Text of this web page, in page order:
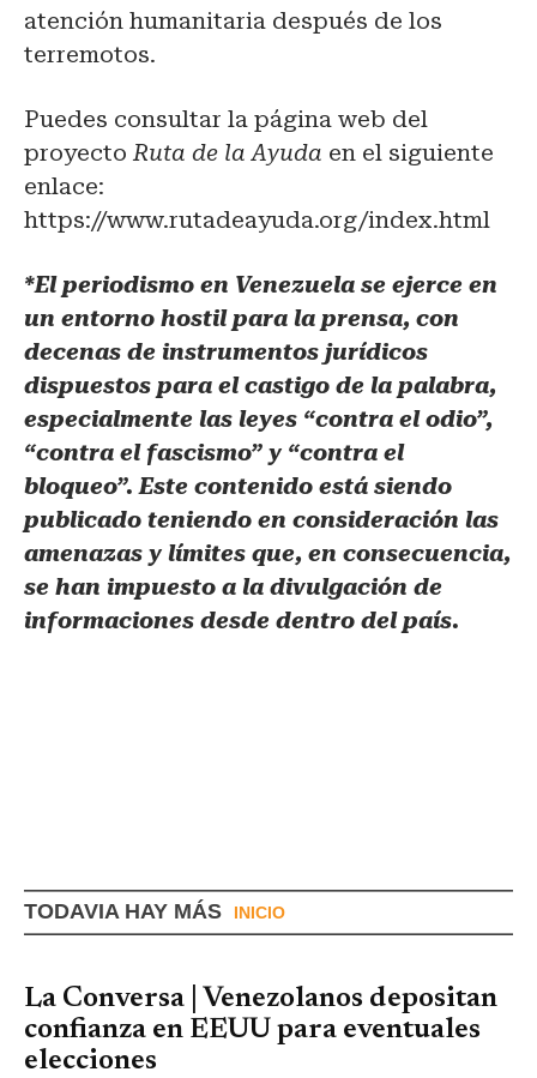
atención humanitaria después de los
terremotos.
Puedes consultar la página web del
proyectoRuta de la Ayuda en el siguiente
enlace:
https://www.rutadeayuda.org/index.html
*El periodismo en Venezuela se ejerce en
un entorno hostil para la prensa, con
decenas de instrumentos jurídicos
dispuestos para el castigo de la palabra,
especialmente las leyes “contra el odio”,
“contra el fascismo” y “contra el
bloqueo”. Este contenido está siendo
publicado teniendo en consideración las
amenazas y límites que, en consecuencia,
se han impuesto a la divulgación de
informaciones desde dentro del país.
TODAVIA HAY MÁS INICIO
La Conversa | Venezolanos depositan
confianza en EEUU para eventuales
elecciones